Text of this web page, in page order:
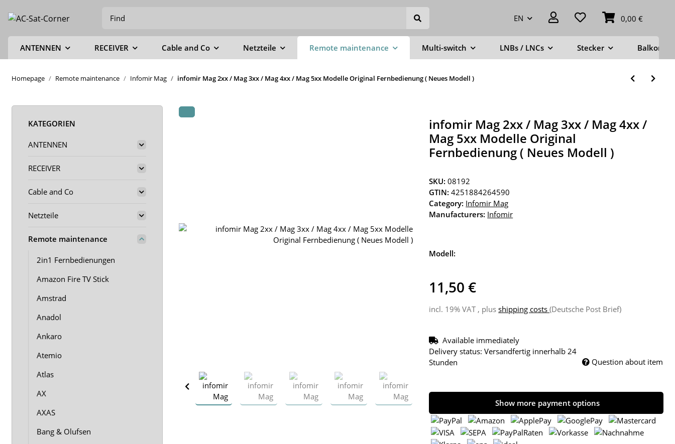
EN 0,00 €
ANTENNEN RECEIVER Cable and Co Netzteile Remote maintenance Multi-switch LNBs / LNCs Stecker
Homepage Remote maintenance Infomir Mag infomir Mag 2xx / Mag 3xx / Mag 4xx / Mag 5xx Modelle Original Fernbedienung ( Neues Modell )
infomir Mag 2xx / Mag 3xx / Mag 4xx /
Mag 5xx Modelle Original
Fernbedienung ( Neues Modell )
SKU:08192
GTIN: 4251884264590
Category: Infomir Mag
Manufacturers: Infomir
Modell:
11,50 €
incl. 19% VAT , plusshipping costs(Deutsche Post Brief)
Available immediately
Delivery status: Versandfertig innerhalb 24
Stunden
Question about item
Show more payment options
KATEGORIEN
ANTENNEN
RECEIVER
Cable and Co
Netzteile
Remote maintenance
2in1 Fernbedienungen
Amazon Fire TV Stick
Amstrad
Anadol
Ankaro
Atemio
Atlas
AX
AXAS
Bang & Olufsen